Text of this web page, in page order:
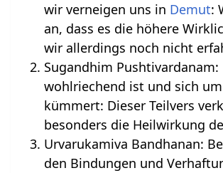
wir verneigen uns in Demut:
an, dass es die höhere
wir allerdings noch nicht
Sugandhim Pushtivardanam:
wohlriechend ist und sich
kümmert: Dieser Teilvers
besonders die Heilwirkung
Urvarukamiva Bandhanan:
den Bindungen und